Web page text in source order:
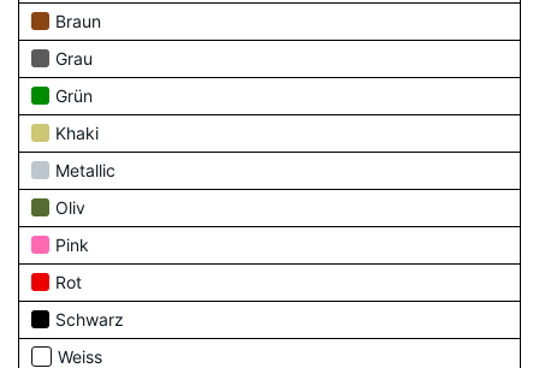
Braun
Grau
Grün
Khaki
Metallic
Oliv
Pink
Rot
Schwarz
Weiss